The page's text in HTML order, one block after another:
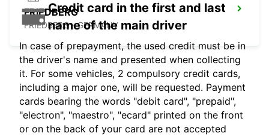
FRIEDBERG
FRIEDBERG - GERMANY
Credit card in the first and last
name of the main driver
In case of prepayment, the used credit must be in
the driver's name and presented when collecting
it. For some vehicles, 2 compulsory credit cards,
including a major one, will be requested. Payment
cards bearing the words "debit card", "prepaid",
"electron", "maestro", "ecard" printed on the front
or on the back of your card are not accepted